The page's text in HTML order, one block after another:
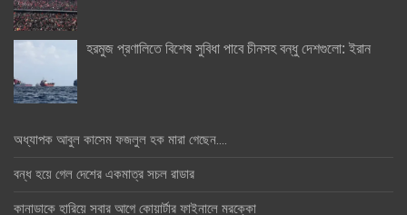
হরমুজ প্রণালিতে বিশেষ সুবিধা পাবে চীনসহ বন্ধু দেশগুলো: ইরান
অধ্যাপক আবুল কাসেম ফজলুল হক মারা গেছেন….
বন্ধ হয়ে গেল দেশের একমাত্র সচল রাডার
কানাডাকে হারিয়ে সবার আগে কোয়ার্টার ফাইনালে মরক্কো